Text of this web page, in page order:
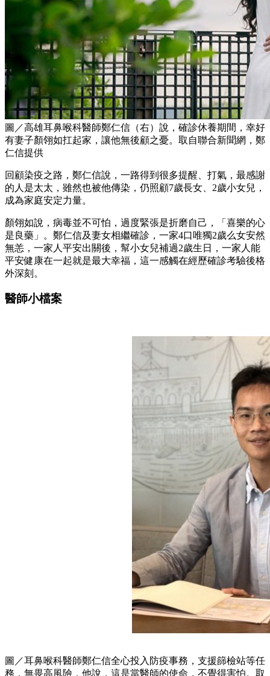
圖／高雄耳鼻喉科醫師鄭仁信（右）說，確診休養期間，幸好
有妻子顏翎如扛起家，讓他無後顧之憂。取自聯合新聞網，鄭
仁信提供
回顧染疫之路，鄭仁信說，一路得到很多提醒、打氣，最感謝
的人是太太，雖然也被他傳染，仍照顧7歲長女、2歲小女兒，
成為家庭安定力量。
顏翎如說，病毒並不可怕，過度緊張是折磨自己，「喜樂的心
是良藥」。鄭仁信及妻女相繼確診，一家4口唯獨2歲么女安然
無恙，一家人平安出關後，幫小女兒補過2歲生日，一家人能
平安健康在一起就是最大幸福，這一感觸在經歷確診考驗後格
外深刻。
醫師小檔案
圖／耳鼻喉科醫師鄭仁信全心投入防疫事務，支援篩檢站等任
務，無畏高風險，他說，這是當醫師的使命，不覺得害怕。取